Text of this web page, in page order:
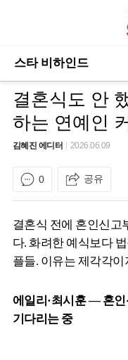
스타 비하인드
결혼식도 안
하는 연예인
김혜진 에디터 2026.06.09
0 공유
결혼식 전에 혼인신고
다. 화려한 예식보다
플들. 이유는 제각각
에일리·최시훈 — 혼인
기다리는 중